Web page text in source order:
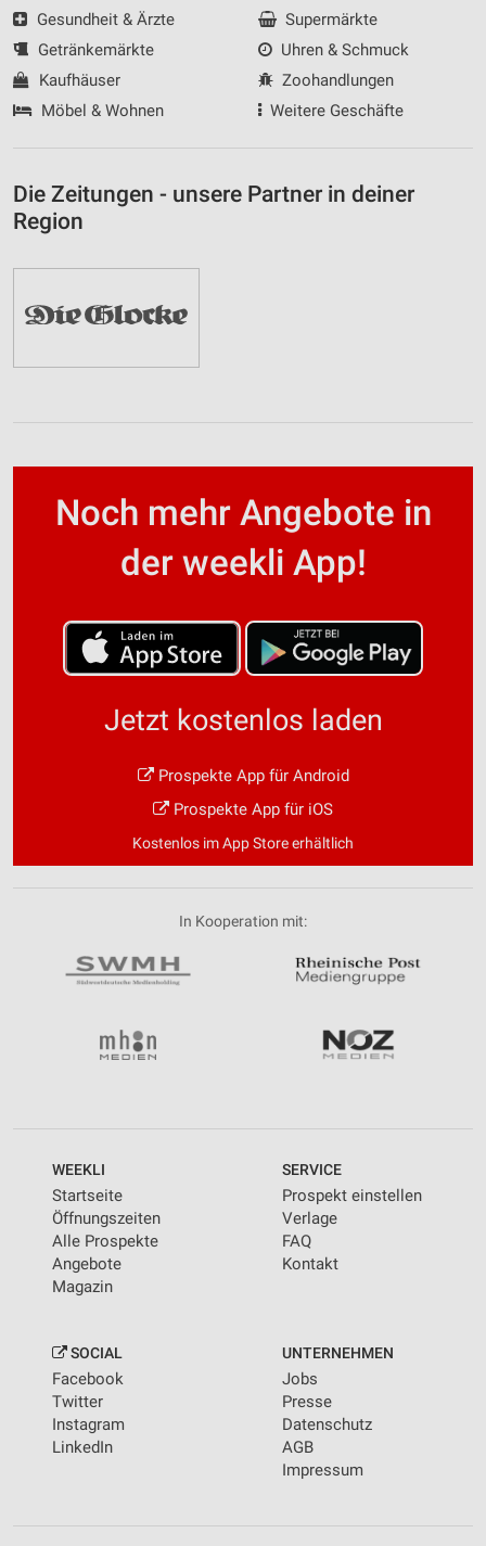
Gesundheit & Ärzte
Getränkemärkte
Kaufhäuser
Möbel & Wohnen
Supermärkte
Uhren & Schmuck
Zoohandlungen
Weitere Geschäfte
Die Zeitungen - unsere Partner in deiner
Region
Noch mehr Angebote in
der weekli App!
Jetzt kostenlos laden
Prospekte App für Android
Prospekte App für iOS
Kostenlos im App Store erhältlich
In Kooperation mit:
WEEKLI
Startseite
Öffnungszeiten
Alle Prospekte
Angebote
Magazin
SERVICE
Prospekt einstellen
Verlage
FAQ
Kontakt
SOCIAL
Facebook
Twitter
Instagram
LinkedIn
UNTERNEHMEN
Jobs
Presse
Datenschutz
AGB
Impressum